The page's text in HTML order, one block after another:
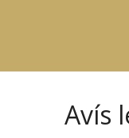
Avís